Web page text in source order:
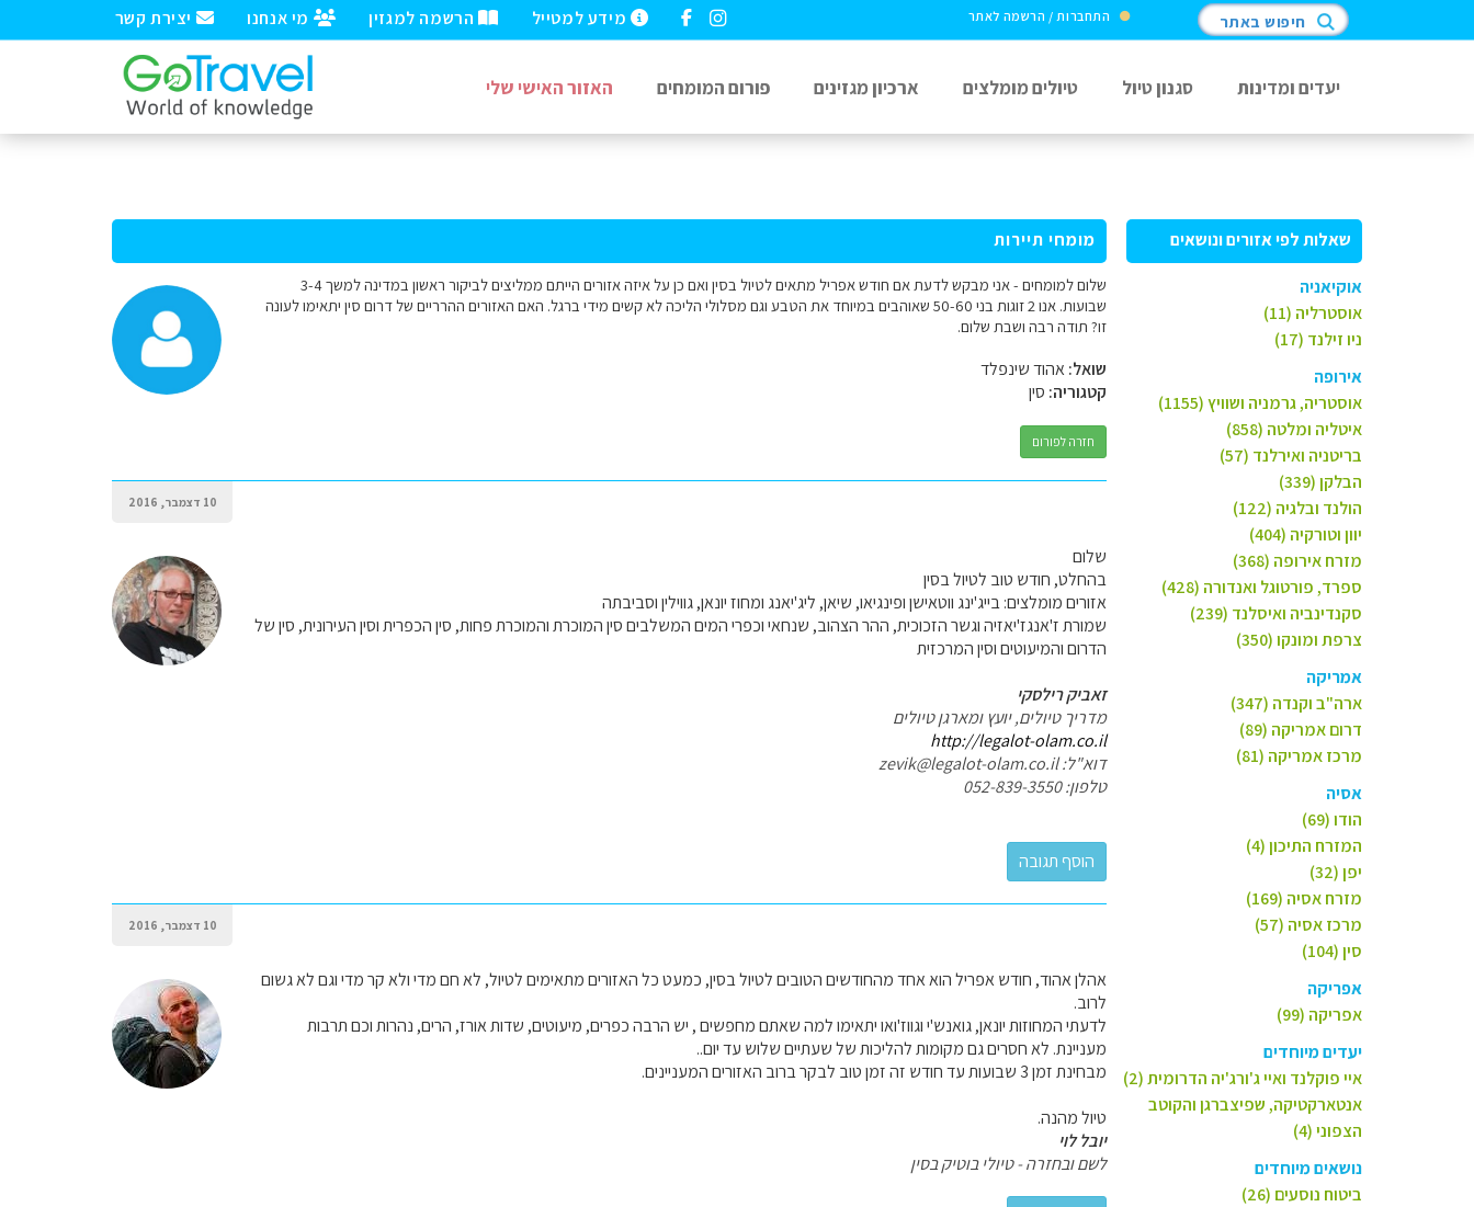
יצירת קשר מי אנחנו הרשמה למגזין מידע למטייל התחברות / הרשמה לאתר חיפוש באתר
יעדים ומדינות סגנון טיול טיולים מומלצים ארכיון מגזינים פורום המומחים האזור האישי שלי
שאלות לפי אזורים ונושאים
אוקיאניה
אוסטרליה (11)
ניו זילנד (17)
אירופה
אוסטריה, גרמניה ושוויץ (1155)
איטליה ומלטה (858)
בריטניה ואירלנד (57)
הבלקן (339)
הולנד ובלגיה (122)
יוון וטורקיה (404)
מזרח אירופה (368)
ספרד, פורטוגל ואנדורה (428)
סקנדינביה ואיסלנד (239)
צרפת ומונקו (350)
אמריקה
ארה"ב וקנדה (347)
דרום אמריקה (89)
מרכז אמריקה (81)
אסיה
הודו (69)
המזרח התיכון (4)
יפן (32)
מזרח אסיה (169)
מרכז אסיה (57)
סין (104)
אפריקה
אפריקה (99)
יעדים מיוחדים
איי פוקלנד ואיי ג'ורג'יה הדרומית (2)
אנטארקטיקה, שפיצברגן והקוטב
הצפוני (4)
נושאים מיוחדים
ביטוח נוסעים (26)
מומחי תיירות
שלום למומחים - אני מבקש לדעת אם חודש אפריל מתאים לטיול בסין ואם כן על איזה אזורים הייתם ממליצים לביקור ראשון במדינה למשך 3-4
שבועות. אנו 2 זוגות בני 50-60 שאוהבים במיוחד את הטבע וגם מסלולי הליכה לא קשים מידי ברגל. האם האזורים ההרריים של דרום סין יתאימו לעונה
זו? תודה רבה ושבת שלום.
שואל:אהוד שינפלד
קטגוריה: סין
חזרה לפורום
10 דצמבר, 2016
שלום
בהחלט, חודש טוב לטיול בסין
אזורים מומלצים: בייג'ינג ווטאישן ופינגיאו, שיאן, ליג'יאנג ומחוז יונאן, גווילין וסביבתה
שמורת ז'אנגז'יאזיה וגשר הזכוכית, ההר הצהוב, שנחאי וכפרי המים המשלבים סין המוכרת והמוכרת פחות, סין הכפרית וסין העירונית, סין של
הדרום והמיעוטים וסין המרכזית
זאביק רילסקי
מדריך טיולים, יועץ ומארגן טיולים
http://legalot-olam.co.il
דוא"ל: zevik@legalot-olam.co.il
טלפון: 052-839-3550
10 דצמבר, 2016
אהלן אהוד, חודש אפריל הוא אחד מהחודשים הטובים לטיול בסין, כמעט כל האזורים מתאימים לטיול, לא חם מדי ולא קר מדי וגם לא גשום
לרוב.
לדעתי המחוזות יונאן, גואנש'י וגווז'ואו יתאימו למה שאתם מחפשים , יש הרבה כפרים, מיעוטים, שדות אורז, הרים, נהרות וכם תרבות
מעניינת. לא חסרים גם מקומות להליכות של שעתיים שלוש עד יום..
מבחינת זמן 3 שבועות עד חודש זה זמן טוב לבקר ברוב האזורים המעניינים.
טיול מהנה.
יובל לוי
לשם ובחזרה - טיולי בוטיק בסין